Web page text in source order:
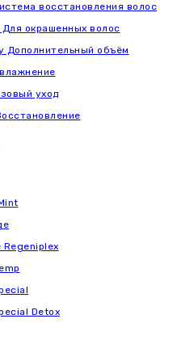
восстановления волос
Для окрашенных волос
Дополнительный объём
уход
Regeniplex
Detox